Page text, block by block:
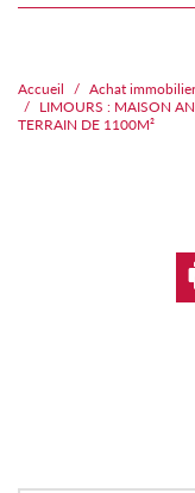
Accueil Achat
LIMOURS : MAISON
TERRAIN DE 1100M²